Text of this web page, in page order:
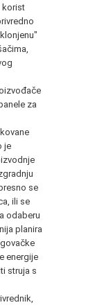
korist
za
je
se
ili se
odaberu
planira
energije
struja s